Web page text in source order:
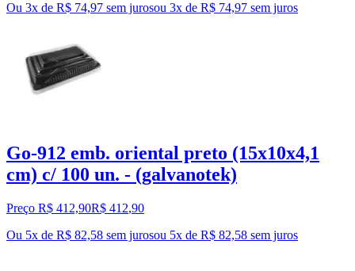
Ou 3x de R$ 74,97 sem jurosou 3x de R$ 74,97 sem juros
Go-912 emb. oriental preto (15x10x4,1
cm) c/ 100 un. - (galvanotek)
Preço R$ 412,90R$ 412,90
Ou 5x de R$ 82,58 sem jurosou 5x de R$ 82,58 sem juros